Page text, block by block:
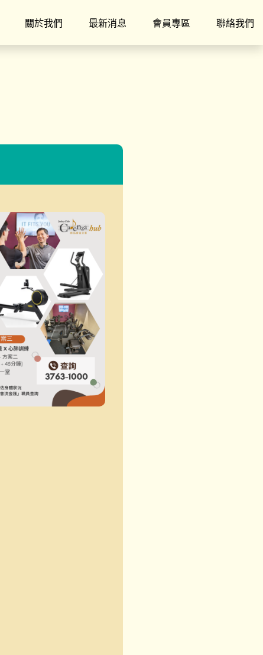
關於我們 最新消息 會員專區 聯絡我們